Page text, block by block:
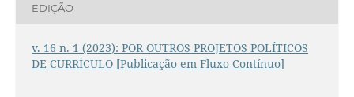
EDIÇÃO
v. 16 n. 1 (2023): POR OUTROS PROJETOS POLÍTICOS
DE CURRÍCULO [Publicação em Fluxo Contínuo]